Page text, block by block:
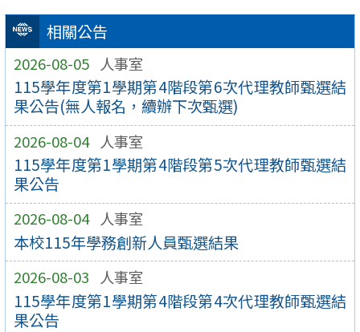
相關公告
2026-08-05 人事室
115學年度第1學期第4階段第6次代理教師甄選結
果公告(無人報名，續辦下次甄選)
2026-08-04 人事室
115學年度第1學期第4階段第5次代理教師甄選結
果公告
2026-08-04 人事室
本校115年學務創新人員甄選結果
2026-08-03 人事室
115學年度第1學期第4階段第4次代理教師甄選結
果公告